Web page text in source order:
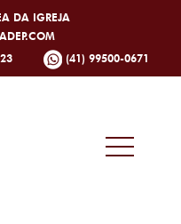
DA IGREJA
(41) 99500-0671